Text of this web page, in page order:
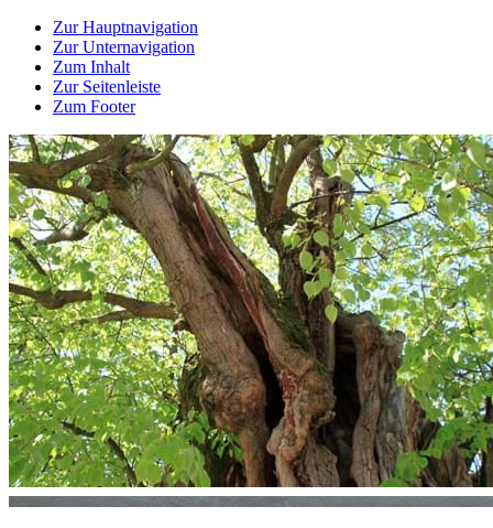
Zur Hauptnavigation
Zur Unternavigation
Zum Inhalt
Zur Seitenleiste
Zum Footer